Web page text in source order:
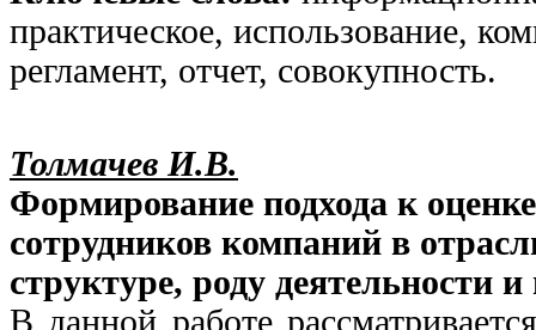
практическое, использование,
регламент, отчет, совокупность.
Толмачев И.В.
Формирование подхода к
сотрудников компаний в
структуре, роду деятельности
В данной работе